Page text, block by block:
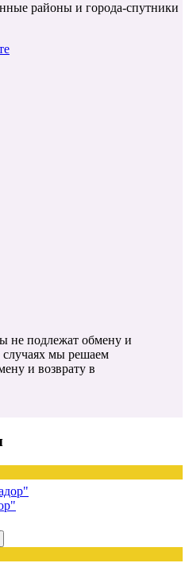
районы и города-спутники
не подлежат обмену и
случаях мы решаем
и возврату в